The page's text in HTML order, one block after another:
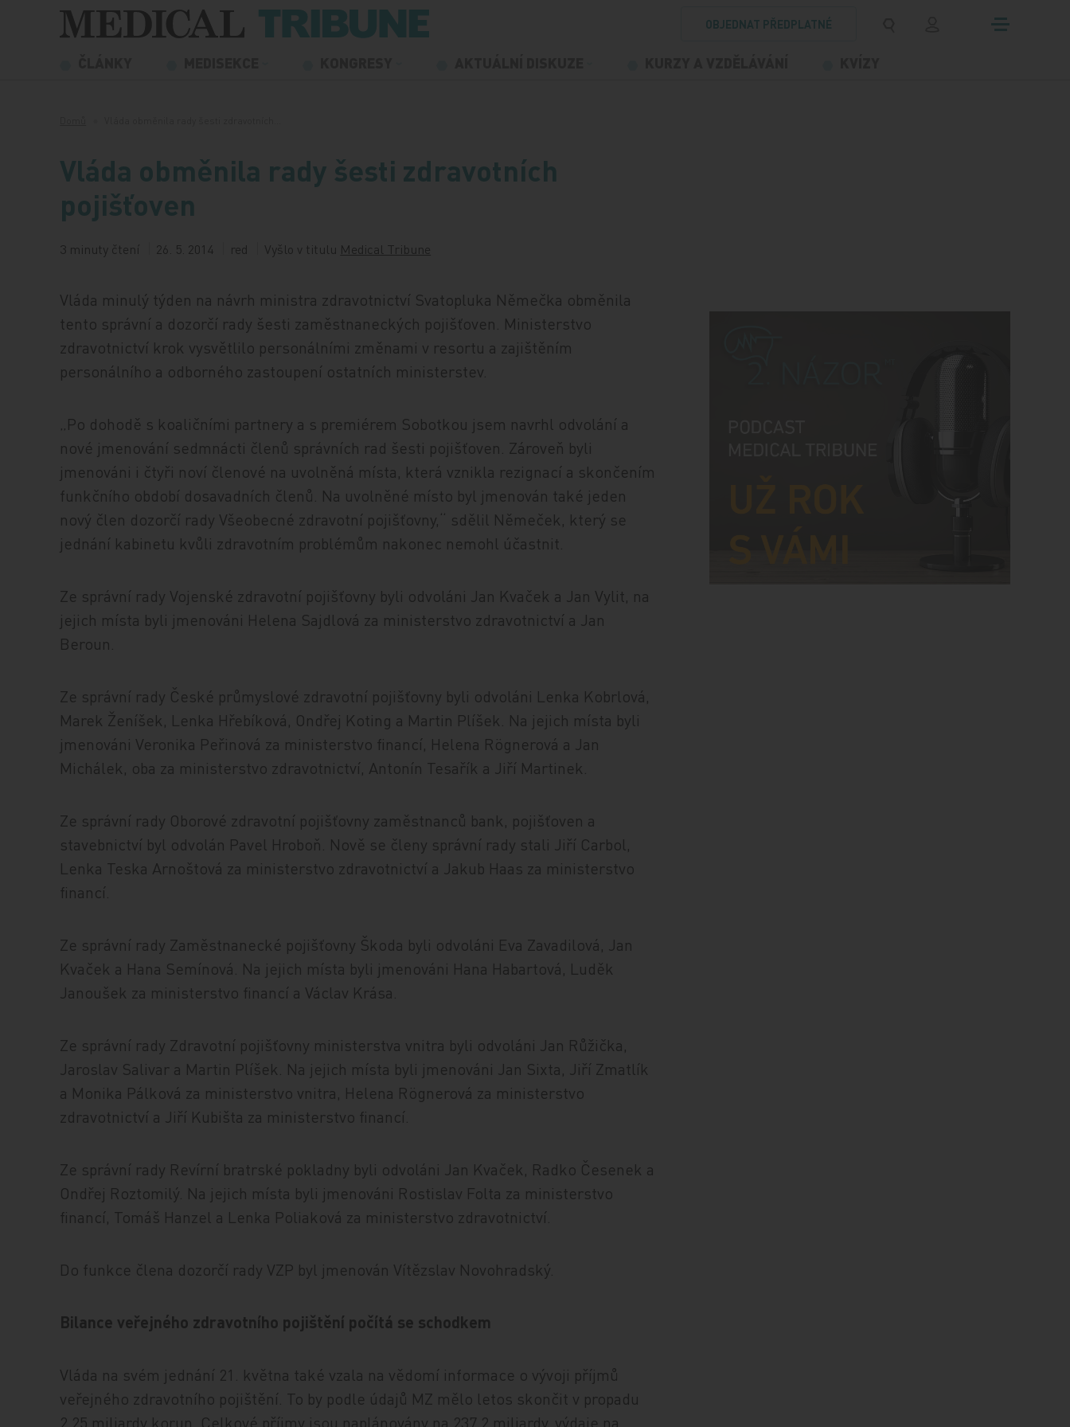
Přeskočit na obsah
OBJEDNAT PŘEDPLATNÉ
Vláda obměnila rady šesti zdravotních
pojišťoven
3 minuty čtení 26. 5. 2014 red Vyšlo v titulu Medical Tribune
Vláda minulý týden na návrh ministra zdravotnictví Svatopluka Němečka obměnila
tento správní a dozorčí rady šesti zaměstnaneckých pojišťoven. Ministerstvo
zdravotnictví krok vysvětlilo personálními změnami v resortu a zajištěním
personálního a odborného zastoupení ostatních ministerstev.
„Po dohodě s koaličními partnery a s premiérem Sobotkou jsem navrhl odvolání a
nové jmenování sedmnácti členů správních rad šesti pojišťoven. Zároveň byli
jmenováni i čtyři noví členové na uvolněná místa, která vznikla rezignací a skončením
funkčního období dosavadních členů. Na uvolněné místo byl jmenován také jeden
nový člen dozorčí rady Všeobecné zdravotní pojišťovny,“ sdělil Němeček, který se
jednání kabinetu kvůli zdravotním problémům nakonec nemohl účastnit.
Ze správní rady Vojenské zdravotní pojišťovny byli odvoláni Jan Kvaček a Jan Vylit, na
jejich místa byli jmenováni Helena Sajdlová za ministerstvo zdravotnictví a Jan
Beroun.
Ze správní rady České průmyslové zdravotní pojišťovny byli odvoláni Lenka Kobrlová,
Marek Ženíšek, Lenka Hřebíková, Ondřej Koting a Martin Plíšek. Na jejich místa byli
jmenováni Veronika Peřinová za ministerstvo financí, Helena Rögnerová a Jan
Michálek, oba za ministerstvo zdravotnictví, Antonín Tesařík a Jiří Martinek.
Ze správní rady Oborové zdravotní pojišťovny zaměstnanců bank, pojišťoven a
stavebnictví byl odvolán Pavel Hroboň. Nově se členy správní rady stali Jiří Carbol,
Lenka Teska Arnoštová za ministerstvo zdravotnictví a Jakub Haas za ministerstvo
financí.
Ze správní rady Zaměstnanecké pojišťovny Škoda byli odvoláni Eva Zavadilová, Jan
Kvaček a Hana Semínová. Na jejich místa byli jmenováni Hana Habartová, Luděk
Janoušek za ministerstvo financí a Václav Krása.
Ze správní rady Zdravotní pojišťovny ministerstva vnitra byli odvoláni Jan Růžička,
Jaroslav Salivar a Martin Plíšek. Na jejich místa byli jmenováni Jan Sixta, Jiří Zmatlík
a Monika Pálková za ministerstvo vnitra, Helena Rögnerová za ministerstvo
zdravotnictví a Jiří Kubišta za ministerstvo financí.
Ze správní rady Revírní bratrské pokladny byli odvoláni Jan Kvaček, Radko Česenek a
Ondřej Roztomilý. Na jejich místa byli jmenováni Rostislav Folta za ministerstvo
financí, Tomáš Hanzel a Lenka Poliaková za ministerstvo zdravotnictví.
Do funkce člena dozorčí rady VZP byl jmenován Vítězslav Novohradský.
Bilance veřejného zdravotního pojištění počítá se schodkem
Vláda na svém jednání 21. května také vzala na vědomí informace o vývoji příjmů
veřejného zdravotního pojištění. To by podle údajů MZ mělo letos skončit v propadu
2,25 miliardy korun. Celkové příjmy jsou naplánovány na 237,2 miliardy, výdaje na